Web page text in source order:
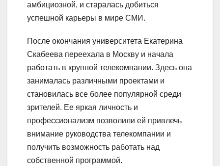
амбициозной, и старалась добиться
успешной карьеры в мире СМИ.
После окончания университета Екатерина
Скабеева переехала в Москву и начала
работать в крупной телекомпании. Здесь она
занималась различными проектами и
становилась все более популярной среди
зрителей. Ее яркая личность и
профессионализм позволили ей привлечь
внимание руководства телекомпании и
получить возможность работать над
собственной программой.